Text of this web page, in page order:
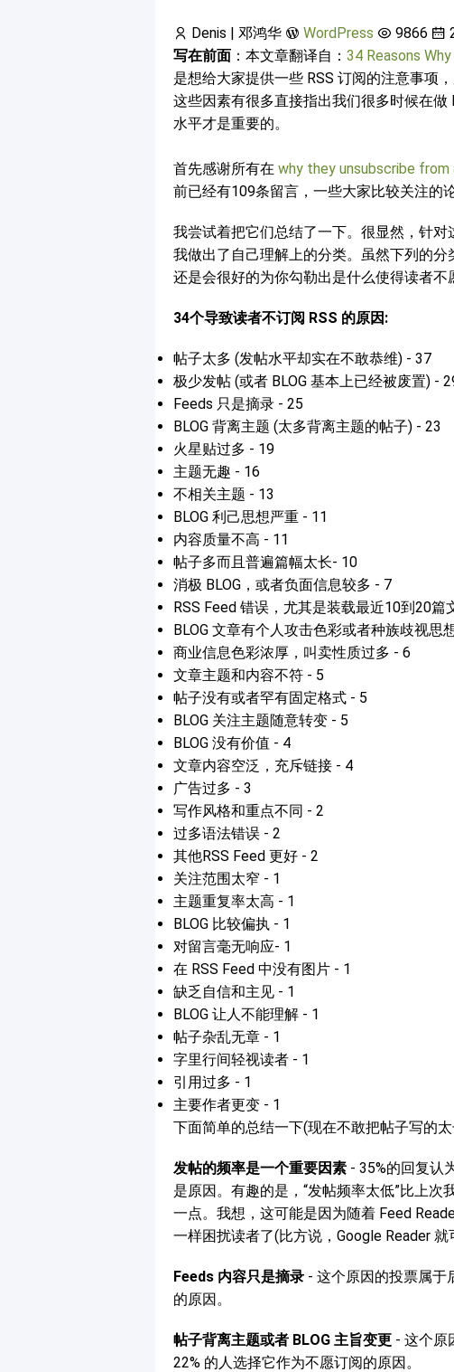
Denis | 邓鸿华 WordPress 9866
写在前面 ：本文章翻译自： 34 Reasons
是想给大家提供一些 RSS 订阅的注意事项
这些因素有很多直接指出我们很多时候在做
水平才是重要的。
首先感谢所有在 why they unsubscribe from
前已经有109条留言，一些大家比较关注的
我尝试着把它们总结了一下。很显然，针对
我做出了自己理解上的分类。虽然下列的
还是会很好的为你勾勒出是什么使得读者不
34个导致读者不订阅 RSS 的原因:
帖子太多 (发帖水平却实在不敢恭维) - 37
极少发帖 (或者 BLOG 基本上已经被废置) -
Feeds 只是摘录 - 25
BLOG 背离主题 (太多背离主题的帖子) - 23
火星贴过多 - 19
主题无趣 - 16
不相关主题 - 13
BLOG 利己思想严重 - 11
内容质量不高 - 11
帖子多而且普遍篇幅太长- 10
消极 BLOG，或者负面信息较多 - 7
RSS Feed 错误，尤其是装载最近10到20篇
BLOG 文章有个人攻击色彩或者种族歧视思
商业信息色彩浓厚，叫卖性质过多 - 6
文章主题和内容不符 - 5
帖子没有或者罕有固定格式 - 5
BLOG 关注主题随意转变 - 5
BLOG 没有价值 - 4
文章内容空泛，充斥链接 - 4
广告过多 - 3
写作风格和重点不同 - 2
过多语法错误 - 2
其他RSS Feed 更好 - 2
关注范围太窄 - 1
主题重复率太高 - 1
BLOG 比较偏执 - 1
对留言毫无响应- 1
在 RSS Feed 中没有图片 - 1
缺乏自信和主见 - 1
BLOG 让人不能理解 - 1
帖子杂乱无章 - 1
字里行间轻视读者 - 1
引用过多 - 1
主要作者更变 - 1
下面简单的总结一下(现在不敢把帖子写的太
发帖的频率是一个重要因素 - 35%的回复认
是原因。有趣的是，“发帖频率太低”比上次
一点。我想，这可能是因为随着 Feed
一样困扰读者了(比方说，Google Reader 就
Feeds 内容只是摘录 - 这个原因的投票属于
的原因。
帖子背离主题或者 BLOG 主旨变更 - 这个原
22% 的人选择它作为不愿订阅的原因。